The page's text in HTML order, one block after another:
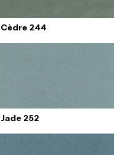
Cèdre 244
Jade 252